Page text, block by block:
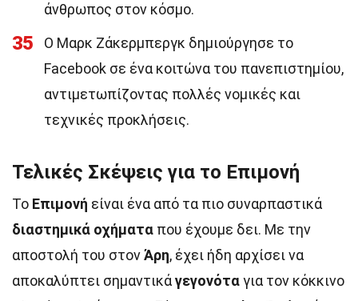
άνθρωπος στον κόσμο.
35
Ο Μαρκ Ζάκερμπεργκ δημιούργησε το
Facebook σε ένα κοιτώνα του πανεπιστημίου,
αντιμετωπίζοντας πολλές νομικές και
τεχνικές προκλήσεις.
Τελικές Σκέψεις για το Επιμονή
Το Επιμονή είναι ένα από τα πιο συναρπαστικά
διαστημικά οχήματα που έχουμε δει. Με την
αποστολή του στονΆρη, έχει ήδη αρχίσει να
αποκαλύπτει σημαντικάγεγονόταγια τον κόκκινο